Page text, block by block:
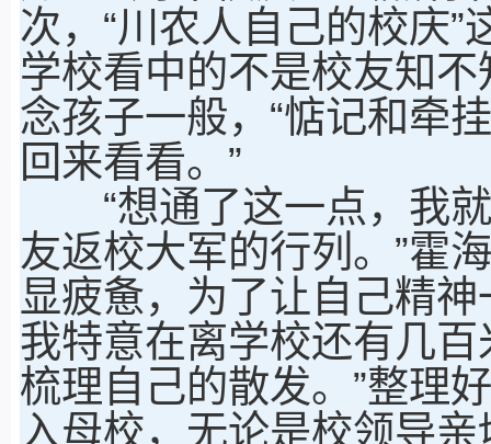
次，“川农人自己的校庆
学校看中的不是校友知
念孩子一般，“惦记和牵
回来看看。”
“想通了这一点，我就
友返校大军的行列。”霍
显疲惫，为了让自己精
我特意在离学校还有几
梳理自己的散发。”整理
入母校，无论是校领导